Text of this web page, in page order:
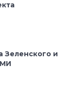
Зеленского и